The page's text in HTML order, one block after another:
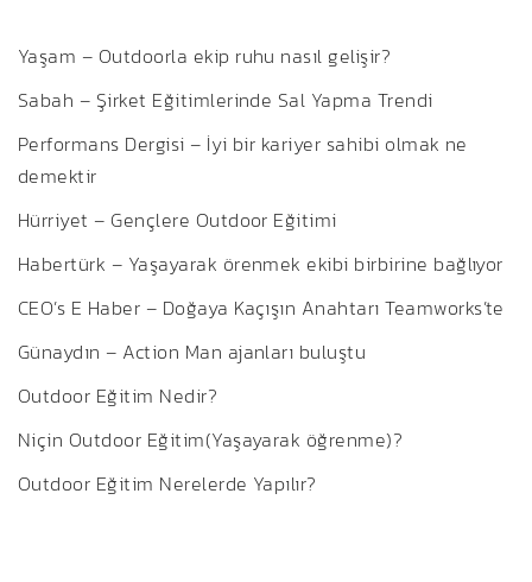
Yaşam – Outdoorla ekip ruhu nasıl gelişir?
Sabah – Şirket Eğitimlerinde Sal Yapma Trendi
Performans Dergisi – İyi bir kariyer sahibi olmak ne
demektir
Hürriyet – Gençlere Outdoor Eğitimi
Habertürk – Yaşayarak örenmek ekibi birbirine bağlıyor
CEO’s E Haber – Doğaya Kaçışın Anahtarı Teamworks’te
Günaydın – Action Man ajanları buluştu
Outdoor Eğitim Nedir?
Niçin Outdoor Eğitim(Yaşayarak öğrenme)?
Outdoor Eğitim Nerelerde Yapılır?